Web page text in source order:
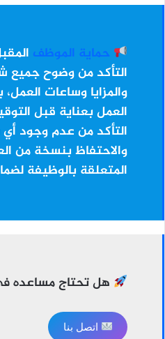
حماية الموظف
التأكد من وضوح جميع
والمزايا وساعات
العمل بعناية قبل
التأكد من عدم وجود أي
والاحتفاظ بنسخة من
المتعلقة بالوظيفة
هل تحتاج مساعده
اتصل بنا